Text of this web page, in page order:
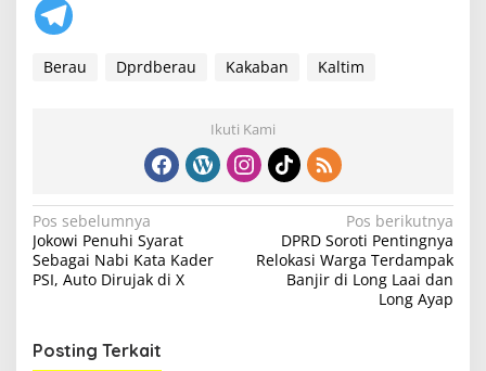
Berau Dprdberau Kakaban Kaltim
Ikuti Kami
N
a
v
g
Pos sebelumnya
Jokowi Penuhi Syarat
Sebagai Nabi Kata Kader
PSI, Auto Dirujak di X
Pos berikutnya
DPRD Soroti Pentingnya
Relokasi Warga Terdampak
Banjir di Long Laai dan
Long Ayap
Posting Terkait